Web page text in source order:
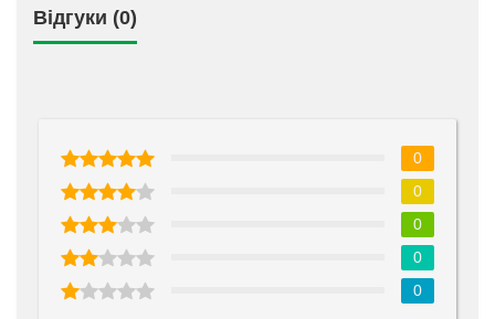
Відгуки (0)
0
0
0
0
0